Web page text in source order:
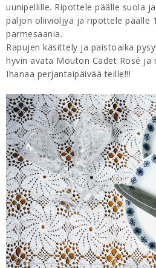
uunipellille. Ripottele päälle suola
paljon oliiviöljyä ja ripottele päälle
parmesaania.
Rapujen käsittely ja paistoaika
hyvin avata Mouton Cadet Rosé ja
Ihanaa perjantaipäivää teille!!!